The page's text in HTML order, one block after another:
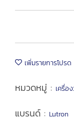
เพิ่มรายการโปรด
หมวดหมู่ : เครื่อ
แบรนด์ : Lutron